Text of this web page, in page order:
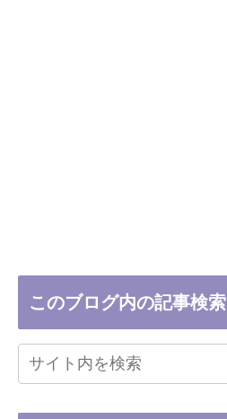
このブログ内の記事検索